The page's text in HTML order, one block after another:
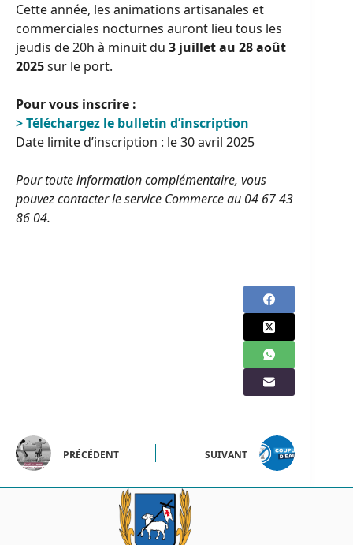
Cette année, les animations artisanales et
commerciales nocturnes auront lieu tous les
jeudis de 20h à minuit du 3 juillet au 28 août
2025sur le port.
Pour vous inscrire :
> Téléchargez le bulletin d’inscription
Date limite d’inscription : le 30 avril 2025
Pour toute information complémentaire, vous
pouvez contacter le service Commerce au 04 67 43
86 04.
PRÉCÉDENT SUIVANT